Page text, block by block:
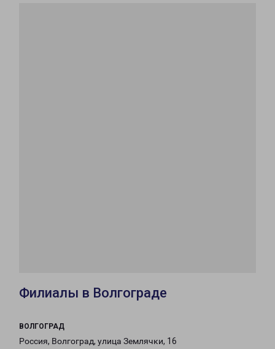
Филиалы в Волгограде
ВОЛГОГРАД
Россия, Волгоград, улица Землячки, 16